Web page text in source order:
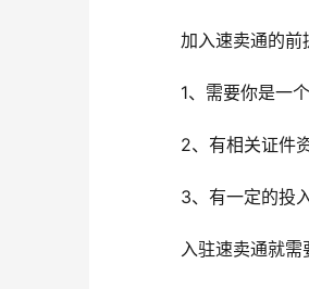
加入速卖通的前
1、需要你是一个
2、有相关证件资
3、有一定的投入
入驻速卖通就需要